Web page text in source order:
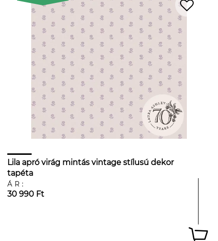
Lila apró virág mintás vintage stílusú dekor
tapéta
ÁR:
30 990 Ft